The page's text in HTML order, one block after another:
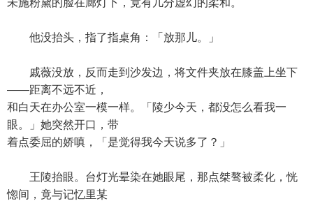
未施粉黛的脸在廊灯下，竟有几分虚幻的柔和。
他没抬头，指了指桌角：「放那儿。」
戚薇没放，反而走到沙发边，将文件夹放在膝盖上坐下
——距离不远不近，
和白天在办公室一模一样。「陵少今天，都没怎么看我一
眼。」她突然开口，带
着点委屈的娇嗔，「是觉得我今天说多了？」
王陵抬眼。台灯光晕染在她眼尾，那点桀骜被柔化，恍
惚间，竟与记忆里某